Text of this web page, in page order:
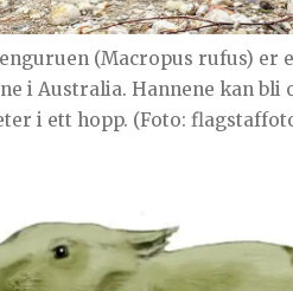
(Macropus rufus) er
i Australia. Hannene kan bli
i ett hopp. (Foto: